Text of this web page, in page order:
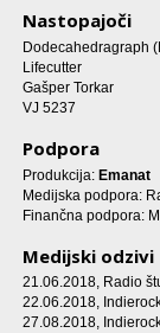
Nastopajoči
Dodecahedragraph
Lifecutter
Gašper Torkar
VJ 5237
Podpora
Produkcija: Emanat
Medijska podpora:
Finančna podpora:
Medijski odzivi
21.06.2018, Radio
22.06.2018,
27.08.2018,